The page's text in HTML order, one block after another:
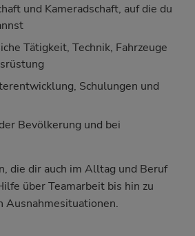
und Kameradschaft, auf die du
Tätigkeit, Technik, Fahrzeuge
Schulungen und
Bevölkerung und bei
die dir auch im Alltag und Beruf
über Teamarbeit bis hin zu
Ausnahmesituationen.